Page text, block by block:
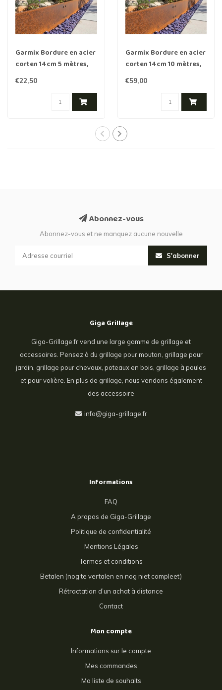
Garmix Bordure en acier
corten 14cm 5 mètres,
0.6mm
€22,50
Garmix Bordure en acier
corten 14cm 10 mètres,
1mm
€59,00
Abonnez-vous
Abonnez-vous et ne manquez aucune nouvelle
S'abonner
Giga Grillage
Giga-Grillage.fr vend une large gamme de grillage et
accessoires. Pensez à du grillage pour mouton, grillage pour
jardin, grillage pour chevaux, poteaux en bois, grillage à poules
et pour volière. En plus de grillage, nous vendons également
des accessoire
info@giga-grillage.fr
Informations
FAQ
A propos de Giga-Grillage
Politique de confidentialité
Mentions Légales
Termes et conditions
Betalen (nog te vertalen en nog niet compleet)
Rétractation d’un achat à distance
Contact
Mon compte
Informations sur le compte
Mes commandes
Ma liste de souhaits